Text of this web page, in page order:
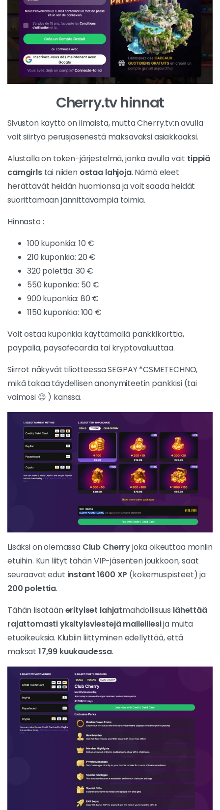
Cherry.tv hinnat
Sivuston käyttö on ilmaista, mutta Cherry.tv:n avulla
voit siirtyä perusjäsenestä maksavaksi asiakkaaksi.
Alustalla on token-järjestelmä, jonka avulla voit tippiä
camgirls tai niidenostaa lahjoja. Nämä eleet
herättävät heidän huomionsa ja voit saada heidät
suorittamaan jännittävämpiä toimia.
Hinnasto :
100 kuponkia: 10 €
210 kuponkia: 20 €
320 polettia: 30 €
550 kuponkia: 50 €
900 kuponkia: 80 €
1150 kuponkia: 100 €
Voit ostaa kuponkia käyttämällä pankkikorttia,
paypalia, paysafecardia tai kryptovaluuttaa.
Siirrot näkyvät tiliotteessa SEGPAY *CSMETECHNO,
mikä takaa täydellisen anonymiteetin pankkisi (tai
vaimosi 😉 ) kanssa.
Lisäksi on olemassa Club Cherryjoka oikeuttaa moniin
etuihin. Kun liityt tähän VIP-jäsenten joukkoon, saat
seuraavat edut instant 1600 XP (kokemuspisteet) ja
200 polettia.
Tähän lisätäänerityiset lahjatmahdollisuus lähettää
rajattomasti yksityisviestejä malleillesija muita
etuoikeuksia. Klubiin liittyminen edellyttää, että
maksat 17,99 kuukaudessa.